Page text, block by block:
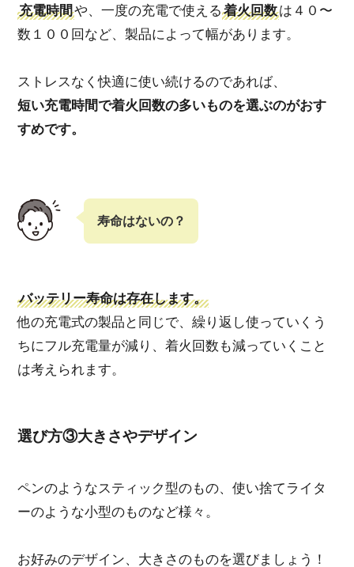
充電時間や、一度の充電で使える着火回数は４０〜
数１００回など、製品によって幅があります。
ストレスなく快適に使い続けるのであれば、
短い充電時間で着火回数の多いものを選ぶのがおす
すめです。
寿命はないの？
バッテリー寿命は存在します。
他の充電式の製品と同じで、繰り返し使っていくう
ちにフル充電量が減り、着火回数も減っていくこと
は考えられます。
選び方③大きさやデザイン
ペンのようなスティック型のもの、使い捨てライタ
ーのような小型のものなど様々。
お好みのデザイン、大きさのものを選びましょう！